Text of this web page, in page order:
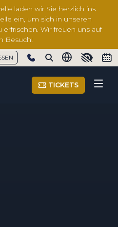
laden wir Sie herzlich ins
ein, um sich in unseren
Wir freuen uns auf
Besuch!
Show phone number
TICKETS